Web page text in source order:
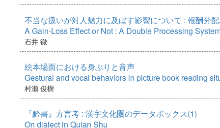
不当な扱いが対人魅力に及ぼす影響について : 報酬分
A Gain-Loss Effect or Not : A Double Processing
石井 徹
絵本場面における身ぶりと音声
Gestural and vocal behaviors in picture book reading
村瀬 俊樹
『黔書』方言考 : 漢字文化圏のデータボックス(1)
On dialect in Quian Shu